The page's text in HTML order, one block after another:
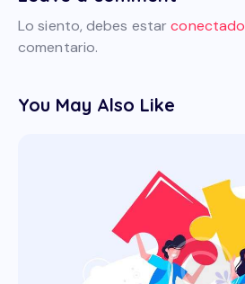
Lo siento, debes estarconectado
comentario.
You May Also Like